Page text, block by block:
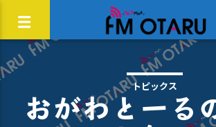
トピックス
おがわとーる